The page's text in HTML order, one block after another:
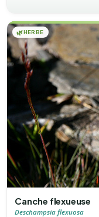
🌿HERBE
Canche flexueuse
Deschampsia flexuosa